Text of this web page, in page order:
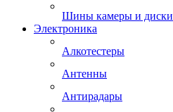
Шины камеры и диски
Электроника
Алкотестеры
Антенны
Антирадары